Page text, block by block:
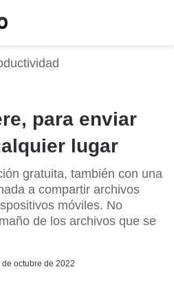
para enviar
lugar
gratuita, también con una
a compartir archivos
móviles. No
de los archivos que se
de octubre de 2022